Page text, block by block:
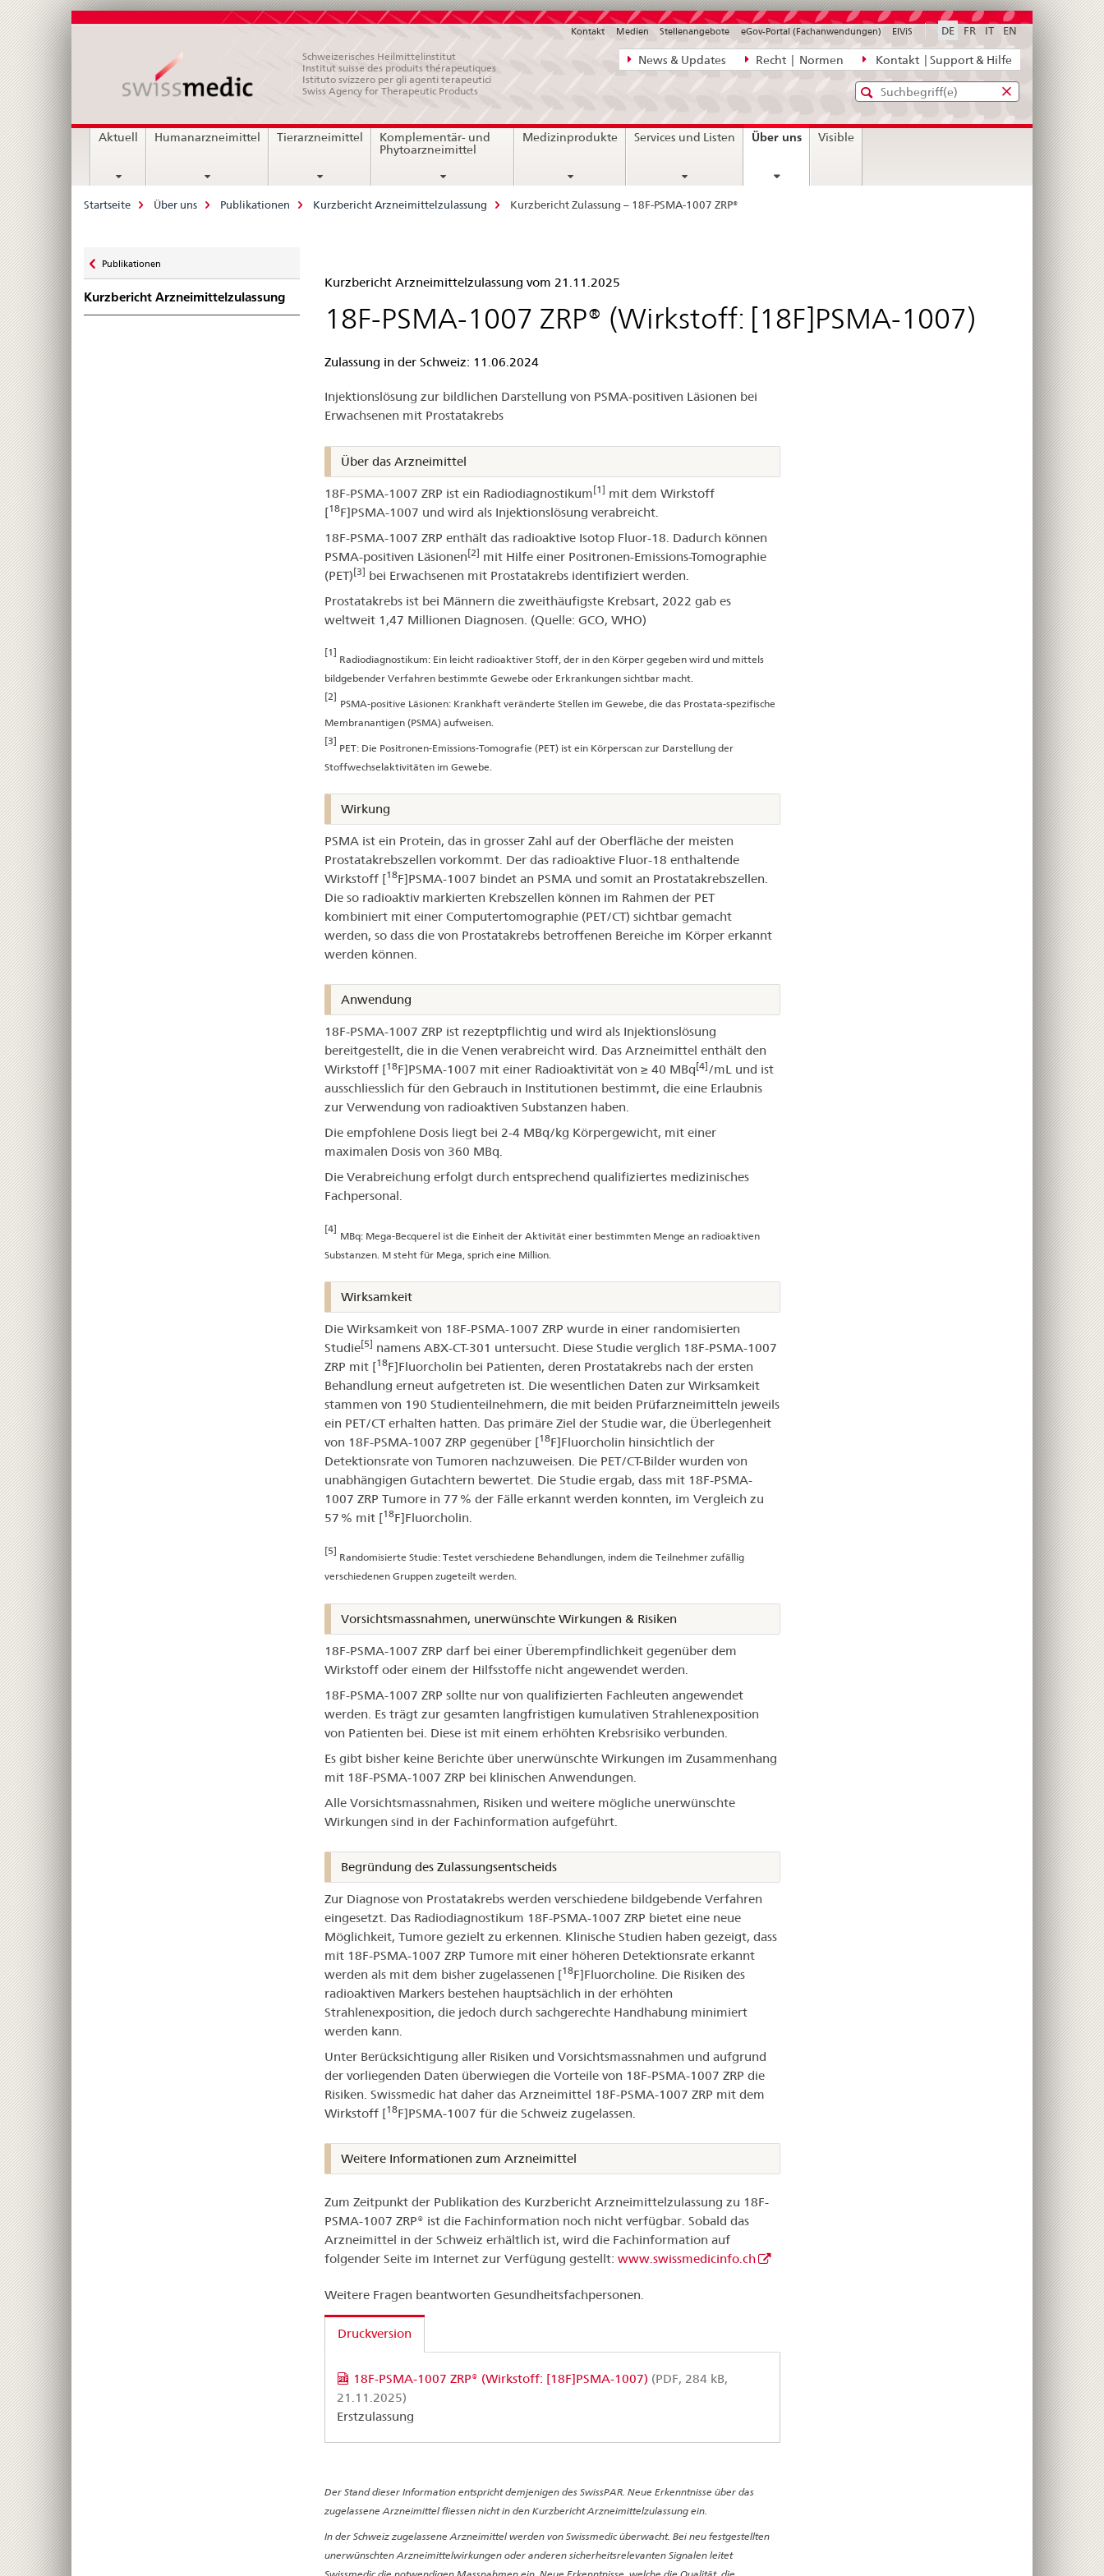
Direktnavigation
News,
Kontakt
News & Updates Recht | Normen Kontakt | Support & Hilfe
DE FR IT EN
Kontakt Medien Stellenangebote eGov-Portal (Fachanwendungen) ElViS
Schweizerisches Heilmittelinstitut
Institut suisse des produits thérapeutiques
Istituto svizzero per gli agenti terapeutici
Swiss Agency for Therapeutic Products
Standard-
Suche
Eingabefenster
diefür
Hauptnavigation
Aktuell Humanarzneimittel Tierarzneimittel
Komplementär- und
Phytoarzneimittel
Medizinprodukte Services und Listen Über unscurrent
Visible
Breadcrumb
Startseite Über uns Publikationen Kurzbericht Arzneimittelzulassung Kurzbericht Zulassung – 18F-PSMA-1007 ZRP®
zu
Publikationen
Kurzbericht Arzneimittelzulassung
Kurzbericht
Zulassung
18F-
PSMA-
1007
ZRP®
Kurzbericht Arzneimittelzulassung vom 21.11.2025
18F-PSMA-1007 ZRP® (Wirkstoff: [18F]PSMA-1007)
Zulassung in der Schweiz: 11.06.2024
Injektionslösung zur bildlichen Darstellung von PSMA-positiven Läsionen bei
Erwachsenen mit Prostatakrebs
Über das Arzneimittel
18F-PSMA-1007 ZRP ist ein Radiodiagnostikum[1] mit dem Wirkstoff
[18F]PSMA-1007 und wird als Injektionslösung verabreicht.
18F-PSMA-1007 ZRP enthält das radioaktive Isotop Fluor-18. Dadurch können
PSMA-positiven Läsionen[2] mit Hilfe einer Positronen-Emissions-Tomographie
(PET)[3] bei Erwachsenen mit Prostatakrebs identifiziert werden.
Prostatakrebs ist bei Männern die zweithäufigste Krebsart, 2022 gab es
weltweit 1,47 Millionen Diagnosen. (Quelle: GCO, WHO)
[1]
Radiodiagnostikum: Ein leicht radioaktiver Stoff, der in den Körper gegeben wird und mittels
bildgebender Verfahren bestimmte Gewebe oder Erkrankungen sichtbar macht.
[2]
PSMA-positive Läsionen: Krankhaft veränderte Stellen im Gewebe, die das Prostata-spezifische
Membranantigen (PSMA) aufweisen.
[3]
PET: Die Positronen-Emissions-Tomografie (PET) ist ein Körperscan zur Darstellung der
Stoffwechselaktivitäten im Gewebe.
Wirkung
PSMA ist ein Protein, das in grosser Zahl auf der Oberfläche der meisten
Prostatakrebszellen vorkommt. Der das radioaktive Fluor-18 enthaltende
Wirkstoff [18F]PSMA-1007 bindet an PSMA und somit an Prostatakrebszellen.
Die so radioaktiv markierten Krebszellen können im Rahmen der PET
kombiniert mit einer Computertomographie (PET/CT) sichtbar gemacht
werden, so dass die von Prostatakrebs betroffenen Bereiche im Körper erkannt
werden können.
Anwendung
18F-PSMA-1007 ZRP ist rezeptpflichtig und wird als Injektionslösung
bereitgestellt, die in die Venen verabreicht wird. Das Arzneimittel enthält den
Wirkstoff [18F]PSMA-1007 mit einer Radioaktivität von ≥ 40 MBq[4]/mL und ist
ausschliesslich für den Gebrauch in Institutionen bestimmt, die eine Erlaubnis
zur Verwendung von radioaktiven Substanzen haben.
Die empfohlene Dosis liegt bei 2-4 MBq/kg Körpergewicht, mit einer
maximalen Dosis von 360 MBq.
Die Verabreichung erfolgt durch entsprechend qualifiziertes medizinisches
Fachpersonal.
[4]
MBq: Mega-Becquerel ist die Einheit der Aktivität einer bestimmten Menge an radioaktiven
Substanzen. M steht für Mega, sprich eine Million.
Wirksamkeit
Die Wirksamkeit von 18F-PSMA-1007 ZRP wurde in einer randomisierten
Studie[5] namens ABX-CT-301 untersucht. Diese Studie verglich 18F-PSMA-1007
ZRP mit [18F]Fluorcholin bei Patienten, deren Prostatakrebs nach der ersten
Behandlung erneut aufgetreten ist. Die wesentlichen Daten zur Wirksamkeit
stammen von 190 Studienteilnehmern, die mit beiden Prüfarzneimitteln jeweils
ein PET/CT erhalten hatten. Das primäre Ziel der Studie war, die Überlegenheit
von 18F-PSMA-1007 ZRP gegenüber [18F]Fluorcholin hinsichtlich der
Detektionsrate von Tumoren nachzuweisen. Die PET/CT-Bilder wurden von
unabhängigen Gutachtern bewertet. Die Studie ergab, dass mit 18F-PSMA-
1007 ZRP Tumore in 77 % der Fälle erkannt werden konnten, im Vergleich zu
57 % mit [18F]Fluorcholin.
[5]
Randomisierte Studie: Testet verschiedene Behandlungen, indem die Teilnehmer zufällig
verschiedenen Gruppen zugeteilt werden.
Vorsichtsmassnahmen, unerwünschte Wirkungen & Risiken
18F-PSMA-1007 ZRP darf bei einer Überempfindlichkeit gegenüber dem
Wirkstoff oder einem der Hilfsstoffe nicht angewendet werden.
18F-PSMA-1007 ZRP sollte nur von qualifizierten Fachleuten angewendet
werden. Es trägt zur gesamten langfristigen kumulativen Strahlenexposition
von Patienten bei. Diese ist mit einem erhöhten Krebsrisiko verbunden.
Es gibt bisher keine Berichte über unerwünschte Wirkungen im Zusammenhang
mit 18F-PSMA-1007 ZRP bei klinischen Anwendungen.
Alle Vorsichtsmassnahmen, Risiken und weitere mögliche unerwünschte
Wirkungen sind in der Fachinformation aufgeführt.
Begründung des Zulassungsentscheids
Zur Diagnose von Prostatakrebs werden verschiedene bildgebende Verfahren
eingesetzt. Das Radiodiagnostikum 18F-PSMA-1007 ZRP bietet eine neue
Möglichkeit, Tumore gezielt zu erkennen. Klinische Studien haben gezeigt, dass
mit 18F-PSMA-1007 ZRP Tumore mit einer höheren Detektionsrate erkannt
werden als mit dem bisher zugelassenen [18F]Fluorcholine. Die Risiken des
radioaktiven Markers bestehen hauptsächlich in der erhöhten
Strahlenexposition, die jedoch durch sachgerechte Handhabung minimiert
werden kann.
Unter Berücksichtigung aller Risiken und Vorsichtsmassnahmen und aufgrund
der vorliegenden Daten überwiegen die Vorteile von 18F-PSMA-1007 ZRP die
Risiken. Swissmedic hat daher das Arzneimittel 18F-PSMA-1007 ZRP mit dem
Wirkstoff [18F]PSMA-1007 für die Schweiz zugelassen.
Weitere Informationen zum Arzneimittel
Zum Zeitpunkt der Publikation des Kurzbericht Arzneimittelzulassung zu 18F-
PSMA-1007 ZRP® ist die Fachinformation noch nicht verfügbar. Sobald das
Arzneimittel in der Schweiz erhältlich ist, wird die Fachinformation auf
folgender Seite im Internet zur Verfügung gestellt: www.swissmedicinfo.ch
Weitere Fragen beantworten Gesundheitsfachpersonen.
Druckversion
18F-PSMA-1007 ZRP® (Wirkstoff: [18F]PSMA-1007) (PDF, 284 kB,
21.11.2025)
Erstzulassung
Der Stand dieser Information entspricht demjenigen des SwissPAR. Neue Erkenntnisse über das
zugelassene Arzneimittel fliessen nicht in den Kurzbericht Arzneimittelzulassung ein.
In der Schweiz zugelassene Arzneimittel werden von Swissmedic überwacht. Bei neu festgestellten
unerwünschten Arzneimittelwirkungen oder anderen sicherheitsrelevanten Signalen leitet